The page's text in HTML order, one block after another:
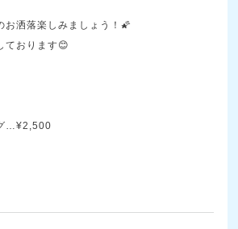
お洒落楽しみましょう！🌠
ております😊
…¥2,500